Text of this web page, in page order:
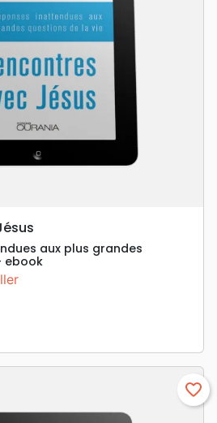
aux plus grandes
ebook
favorite_border